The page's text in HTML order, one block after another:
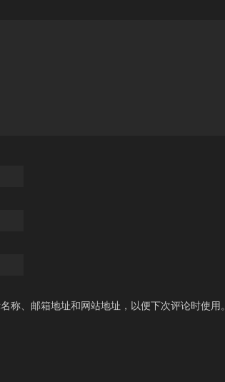
称、邮箱地址和网站地址，以便下次评论时使用。